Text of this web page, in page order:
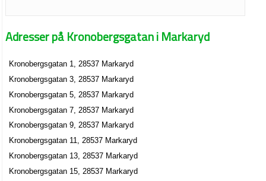
Adresser på Kronobergsgatan i Markaryd
Kronobergsgatan 1, 28537 Markaryd
Kronobergsgatan 3, 28537 Markaryd
Kronobergsgatan 5, 28537 Markaryd
Kronobergsgatan 7, 28537 Markaryd
Kronobergsgatan 9, 28537 Markaryd
Kronobergsgatan 11, 28537 Markaryd
Kronobergsgatan 13, 28537 Markaryd
Kronobergsgatan 15, 28537 Markaryd